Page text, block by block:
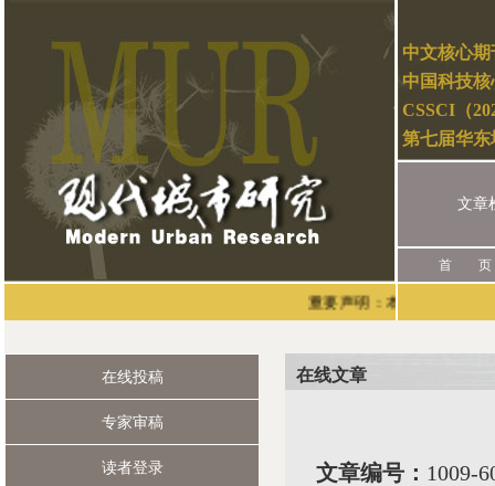
中文核心期
中国科技核
CSSCI（
第七届华
文章
首 页
重要声明：本刊唯一的投稿
在线文章
文章编号： 1009-
在线投稿
专家审稿
读者登录